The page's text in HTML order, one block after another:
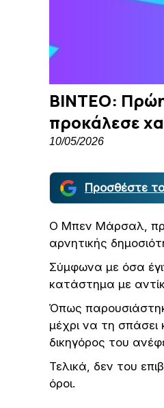
ΒΙΝΤΕΟ:
προκάλεσε
10/05/2026
Προσθέστε
Ο Μπεν Μάρσαλ,
αρνητικής
Σύμφωνα με όσα
κατάστημα με
Όπως
μέχρι να τη
δικηγόρος του
Τελικά, δεν του
όροι.